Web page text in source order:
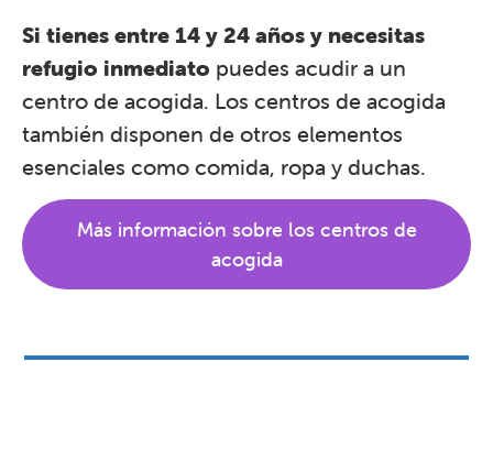
Si tienes entre 14 y 24 años y necesitas
refugio inmediato puedes acudir a un
centro de acogida. Los centros de acogida
también disponen de otros elementos
esenciales como comida, ropa y duchas.
Más información sobre los centros de
acogida